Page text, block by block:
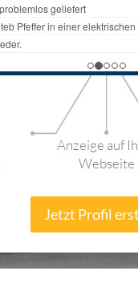
Anzeige auf
Webseite
Jetzt Profil